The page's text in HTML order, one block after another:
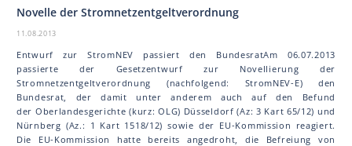
Novelle der Stromnetzentgeltverordnung
11.08.2013
Entwurf zur StromNEV passiert den BundesratAm 06.07.2013
passierte der Gesetzentwurf zur Novellierung der
Stromnetzentgeltverordnung (nachfolgend: StromNEV-E) den
Bundesrat, der damit unter anderem auch auf den Befund
der Oberlandesgerichte (kurz: OLG) Düsseldorf (Az: 3 Kart 65/12) und
Nürnberg (Az.: 1 Kart 1518/12) sowie der EU-Kommission reagiert.
Die EU-Kommission hatte bereits angedroht, die Befreiung von